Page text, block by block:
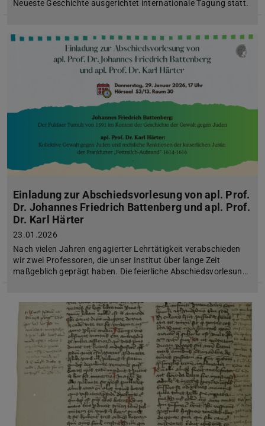
Neueste Geschichte ausgerichtet internationale Tagung statt.
Einladung zur Abschiedsvorlesung von apl. Prof.
Dr. Johannes Friedrich Battenberg und apl. Prof.
Dr. Karl Härter
23.01.2026
Nach vielen Jahren engagierter Lehrtätigkeit verabschieden
wir zwei Professoren, die unser Institut über lange Zeit
maßgeblich geprägt haben. Die feierliche Abschiedsvorlesun…